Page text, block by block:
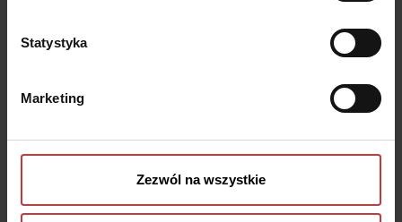
Statystyka
Marketing
Zezwól na wszystkie
(czasami mimo relatywnie
dużego metrażu układ pomieszczenia nie daje
w wannę i lepszym rozwiązaniem okazuje się duża
kabina prysznicowa, w tym przypadku również polecamy
kabinę bez brodzika),
stanu zdrowia domowników(w wielu przypadkach
prysznic jest bardziej komfortowy i bezpieczny, dotyczy
to w szczególności osób chorych i domowników z